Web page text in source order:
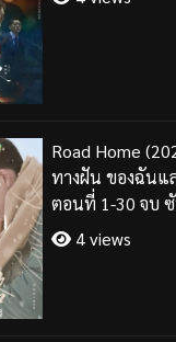
Road Home
ทางฝัน ของฉันแ
ตอนที่ 1-30 จบ
4 views